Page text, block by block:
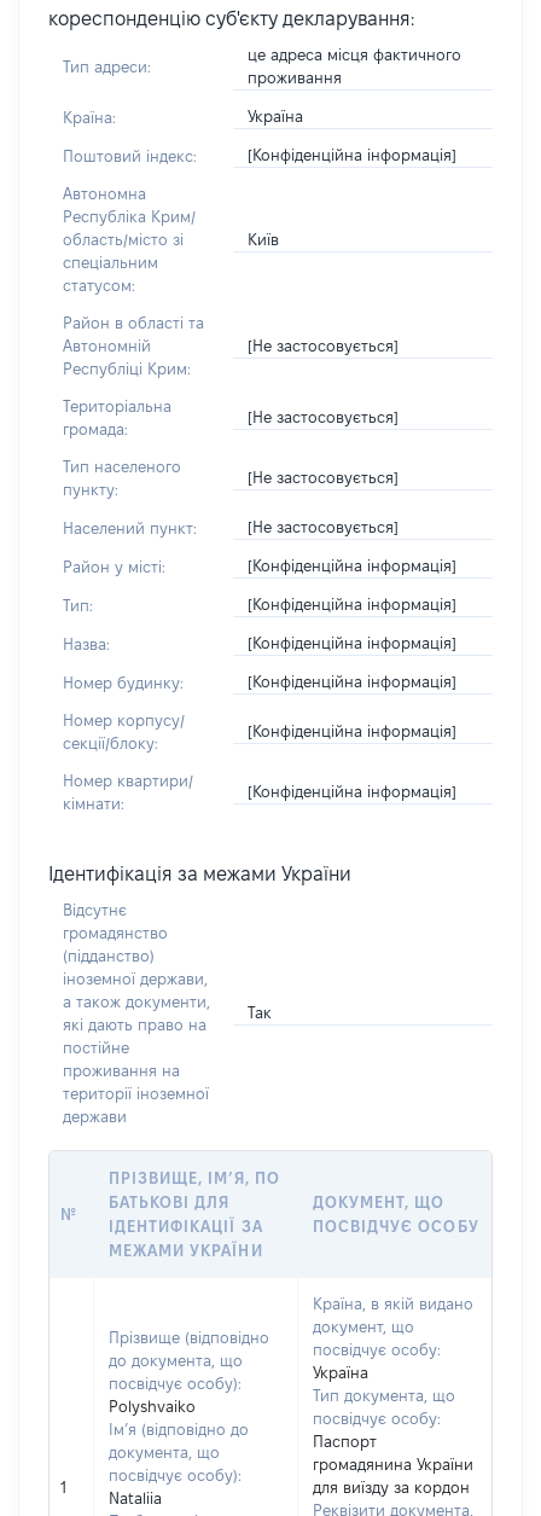
кореспонденцію суб'єкту декларування:
Тип адреси:
це адреса місця фактичного
проживання
Країна: Україна
Поштовий індекс: [Конфіденційна інформація]
Автономна
Республіка Крим/
область/місто зі
спеціальним
статусом:
Київ
Район в області та
Автономній
Республіці Крим:
[Не застосовується]
Територіальна
громада:
[Не застосовується]
Тип населеного
пункту:
[Не застосовується]
Населений пункт: [Не застосовується]
Район у місті: [Конфіденційна інформація]
Тип: [Конфіденційна інформація]
Назва: [Конфіденційна інформація]
Номер будинку: [Конфіденційна інформація]
Номер корпусу/
секції/блоку:
[Конфіденційна інформація]
Номер квартири/
кімнати:
[Конфіденційна інформація]
Ідентифікація за межами України
Відсутнє
громадянство
(підданство)
іноземної держави,
а також документи,
які дають право на
постійне
проживання на
території іноземної
держави
Так
№
ПРІЗВИЩЕ, ІМ’Я, ПО
БАТЬКОВІ ДЛЯ
ІДЕНТИФІКАЦІЇ ЗА
МЕЖАМИ УКРАЇНИ
ДОКУМЕНТ, ЩО
ПОСВІДЧУЄ ОСОБУ
1
Прізвище (відповідно
до документа, що
посвідчує особу):
Polyshvaiko
Ім’я (відповідно до
документа, що
посвідчує особу):
Nataliia
Країна, в якій видано
документ, що
посвідчує особу:
Україна
Тип документа, що
посвідчує особу:
Паспорт
громадянина України
для виїзду за кордон
Реквізити документа,